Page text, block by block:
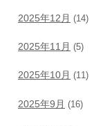
2025年12月 (14)
2025年11月 (5)
2025年10月 (11)
2025年9月 (16)